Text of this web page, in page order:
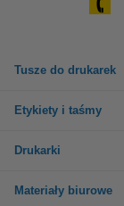
Tusze do drukarek
Etykiety i taśmy
Drukarki
Materiały biurowe